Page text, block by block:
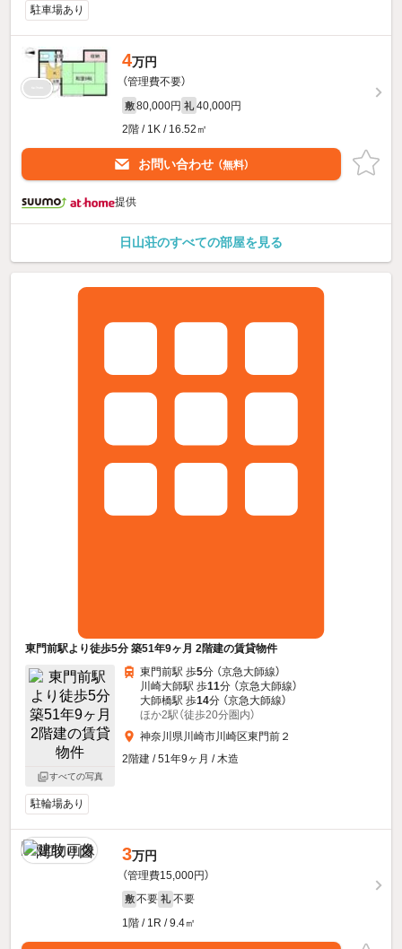
駐車場あり
4万円
（管理費不要）
敷 80,000円 礼 40,000円
2階 / 1K / 16.52㎡
お問い合わせ （無料）
提供
日山荘のすべての部屋を見る
東門前駅より徒歩5分 築51年9ヶ月 2階建の賃貸物件
すべての写真
東門前駅 歩5分 （京急大師線）
川崎大師駅 歩11分 （京急大師線）
大師橋駅 歩14分 （京急大師線）
ほか2駅（徒歩20分圏内）
神奈川県川崎市川崎区東門前２
2階建 / 51年9ヶ月 / 木造
駐輪場あり
3万円
（管理費15,000円）
敷 不要 礼 不要
1階 / 1R / 9.4㎡